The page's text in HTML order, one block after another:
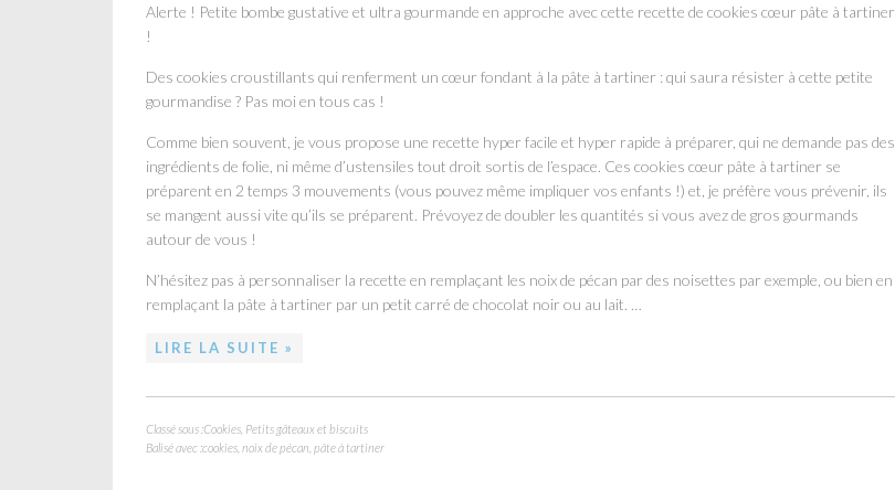
Alerte ! Petite bombe gustative et ultra gourmande en approche avec cette recette de cookies cœur pâte à tartiner
!
Des cookies croustillants qui renferment un cœur fondant à la pâte à tartiner : qui saura résister à cette petite
gourmandise ? Pas moi en tous cas !
Comme bien souvent, je vous propose une recette hyper facile et hyper rapide à préparer, qui ne demande pas des
ingrédients de folie, ni même d’ustensiles tout droit sortis de l’espace. Ces cookies cœur pâte à tartiner se
préparent en 2 temps 3 mouvements (vous pouvez même impliquer vos enfants !) et, je préfère vous prévenir, ils
se mangent aussi vite qu’ils se préparent. Prévoyez de doubler les quantités si vous avez de gros gourmands
autour de vous !
N’hésitez pas à personnaliser la recette en remplaçant les noix de pécan par des noisettes par exemple, ou bien en
remplaçant la pâte à tartiner par un petit carré de chocolat noir ou au lait. …
LIRE LA SUITE »
Classé sous :Cookies Petits gâteaux et biscuits
Balisé avec :cookies noix de pécan pâte à tartiner